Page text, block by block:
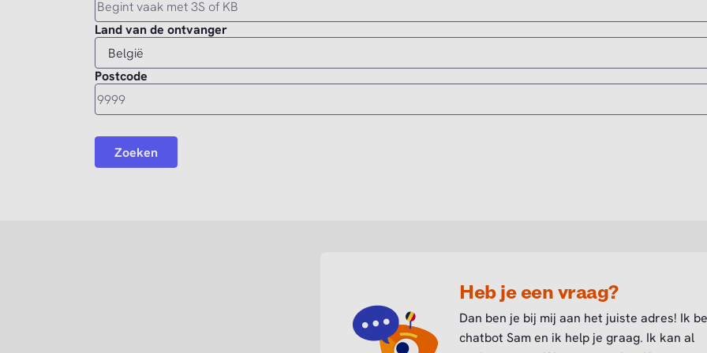
Heb je een vraag?
Dan ben je bij mij aan het juiste adres! Ik
chatbot Sam en ik help je graag. Ik kan al